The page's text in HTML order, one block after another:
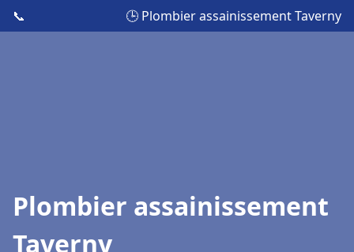
📞 🕒 Plombier assainissement Taverny
Plombier assainissement
Taverny